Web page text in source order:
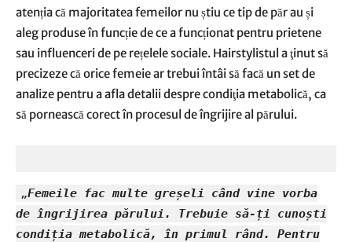
atenția că majoritatea femeilor nu știu ce tip de păr au și
aleg produse în funcție de ce a funcționat pentru prietene
sau influenceri de pe rețelele sociale. Hairstylistul a ţinut să
precizeze că orice femeie ar trebui întâi să facă un set de
analize pentru a afla detalii despre condiţia metabolică, ca
să pornească corect în procesul de îngrijire al părului.
„Femeile fac multe greșeli când vine vorba
de îngrijirea părului. Trebuie să-ți cunoști
condiția metabolică, în primul rând. Pentru